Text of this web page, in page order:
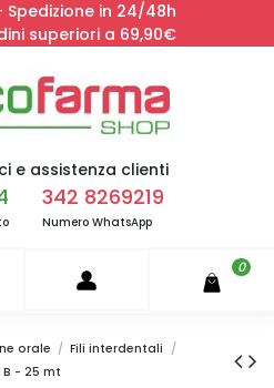
Spedizione in 24/48h
superiori a 69,90€
e assistenza clienti
342 8269219
Numero WhatsApp
0
orale
Fili interdentali
- 25 mt